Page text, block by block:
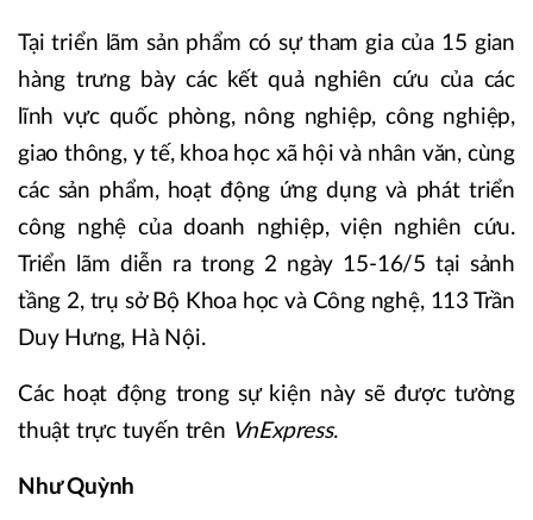
Tại triển lãm sản phẩm có sự tham gia của 15 gian
hàng trưng bày các kết quả nghiên cứu của các
lĩnh vực quốc phòng, nông nghiệp, công nghiệp,
giao thông, y tế, khoa học xã hội và nhân văn, cùng
các sản phẩm, hoạt động ứng dụng và phát triển
công nghệ của doanh nghiệp, viện nghiên cứu.
Triển lãm diễn ra trong 2 ngày 15-16/5 tại sảnh
tầng 2, trụ sở Bộ Khoa học và Công nghệ, 113 Trần
Duy Hưng, Hà Nội.
Các hoạt động trong sự kiện này sẽ được tường
thuật trực tuyến trên VnExpress.
Như Quỳnh